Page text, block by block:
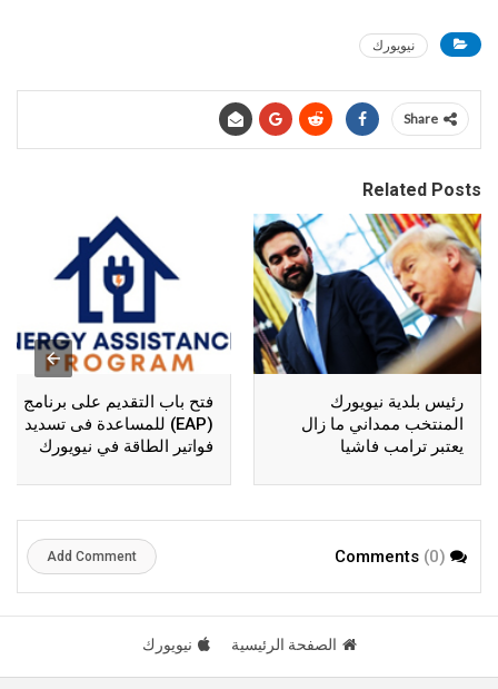
نيويورك
Share
Related Posts
رئيس بلدية نيويورك
المنتخب ممداني ما زال
يعتبر ترامب فاشيا
فتح باب التقديم على برنامج
(EAP) للمساعدة فى تسديد
فواتير الطاقة في نيويورك
(0)
Add Comment
الصفحة الرئيسية نيويورك